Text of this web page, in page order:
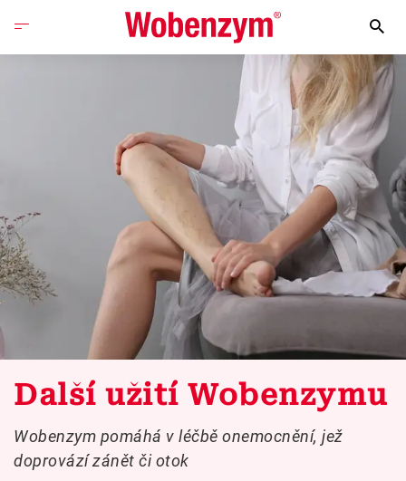
Další užití Wobenzymu
Wobenzym pomáhá v léčbě onemocnění, jež
doprovází zánět či otok